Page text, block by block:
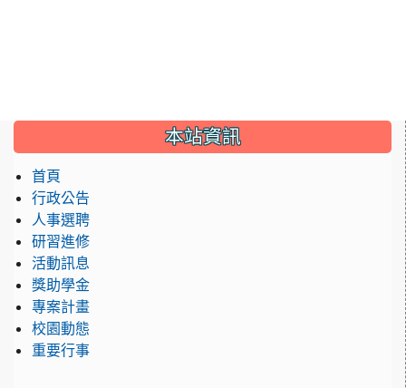
::: 本站資訊
首頁
行政公告
人事選聘
研習進修
活動訊息
獎助學金
專案計畫
校園動態
重要行事